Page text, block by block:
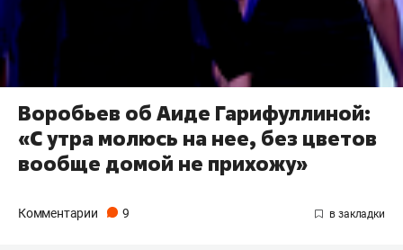
Воробьев об Аиде Гарифуллиной:
«С утра молюсь на нее, без цветов
вообще домой не прихожу»
Комментарии 9